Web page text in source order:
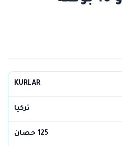
KURLAR
تركيا
125 حصان